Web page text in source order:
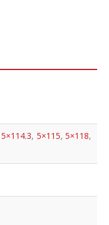
5×114.3, 5×115,5×118,